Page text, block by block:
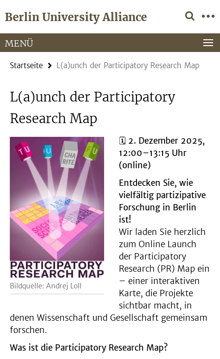
direkt
Inhalt
Berlin University Alliance
Service-
Navigation
MENÜ
Startseite L(a)unch der Participatory Research Map
L(a)unch der Participatory
Research Map
Bildquelle: Andrej Loll
🗓️ 2. Dezember 2025,
12:00–13:15 Uhr
(online)
Entdecken Sie, wie
vielfältig partizipative
Forschung in Berlin
ist!
Wir laden Sie herzlich
zum Online Launch
der Participatory
Research (PR) Map ein
– einer interaktiven
Karte, die Projekte
sichtbar macht, in
denen Wissenschaft und Gesellschaft gemeinsam
forschen.
Was ist die Participatory Research Map?